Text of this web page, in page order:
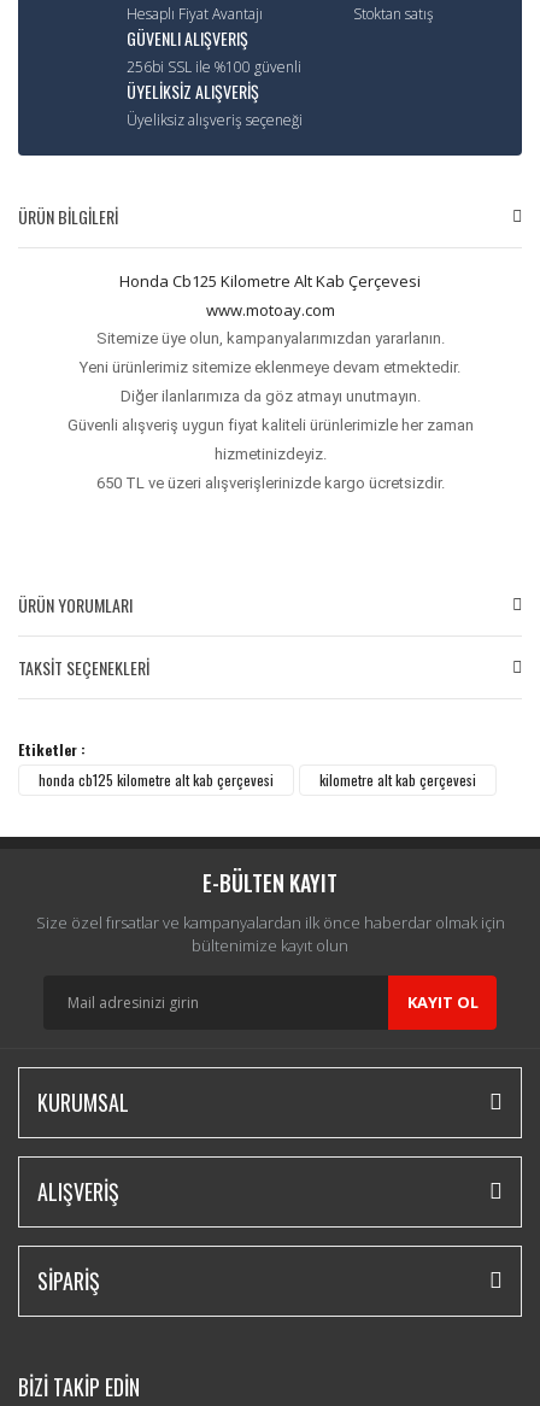
Hesaplı Fiyat Avantajı Stoktan satış
GÜVENLI ALIŞVERIŞ
256bi SSL ile %100 güvenli
ÜYELİKSİZ ALIŞVERİŞ
Üyeliksiz alışveriş seçeneği
ÜRÜN BİLGİLERİ
Honda Cb125 Kilometre Alt Kab Çerçevesi
www.motoay.com
Sitemize üye olun, kampanyalarımızdan yararlanın.
Yeni ürünlerimiz sitemize eklenmeye devam etmektedir.
Diğer ilanlarımıza da göz atmayı unutmayın.
Güvenli alışveriş uygun fiyat kaliteli ürünlerimizle her zaman
hizmetinizdeyiz.
650 TL ve üzeri alışverişlerinizde kargo ücretsizdir.
ÜRÜN YORUMLARI
TAKSİT SEÇENEKLERİ
Etiketler :
honda cb125 kilometre alt kab çerçevesi
kilometre alt kab çerçevesi
E-BÜLTEN KAYIT
Size özel fırsatlar ve kampanyalardan ilk önce haberdar olmak için
bültenimize kayıt olun
KAYIT OL
KURUMSAL
ALIŞVERİŞ
SİPARİŞ
BİZİ TAKİP EDİN